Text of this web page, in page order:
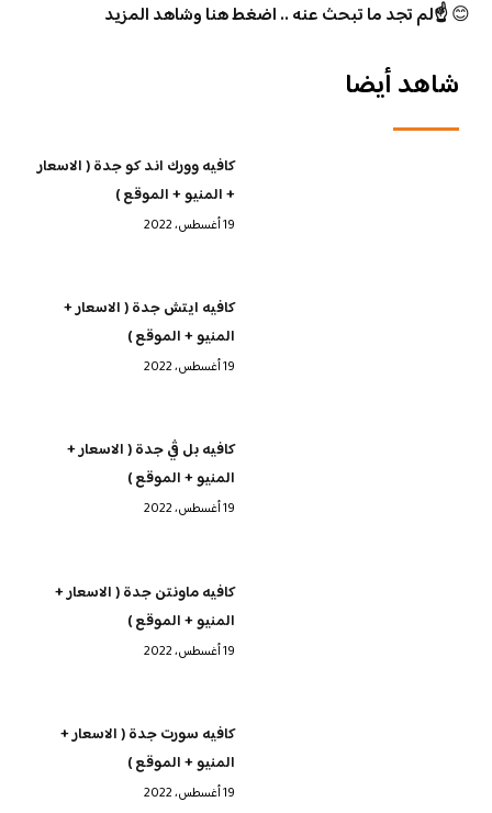
😊☝️لم تجد ما تبحث عنه .. اضغط هنا وشاهد المزيد
شاهد أيضا
كافيه وورك اند كو جدة ( الاسعار
+ المنيو + الموقع )
19 أغسطس، 2022
كافيه ايتش جدة ( الاسعار +
المنيو + الموقع )
19 أغسطس، 2022
كافيه بل ڤي جدة ( الاسعار +
المنيو + الموقع )
19 أغسطس، 2022
كافيه ماونتن جدة ( الاسعار +
المنيو + الموقع )
19 أغسطس، 2022
كافيه سورت جدة ( الاسعار +
المنيو + الموقع )
19 أغسطس، 2022